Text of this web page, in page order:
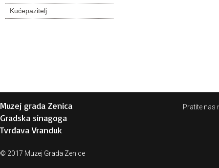
Kućepazitelj
Muzej grada Zenica
Gradska sinagoga
Tvrđava Vranduk
© 2017 Muzej Grada Zenice
Pratite nas